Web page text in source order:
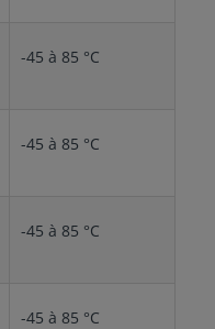
-45 à 85 °C
-45 à 85 °C
-45 à 85 °C
-45 à 85 °C